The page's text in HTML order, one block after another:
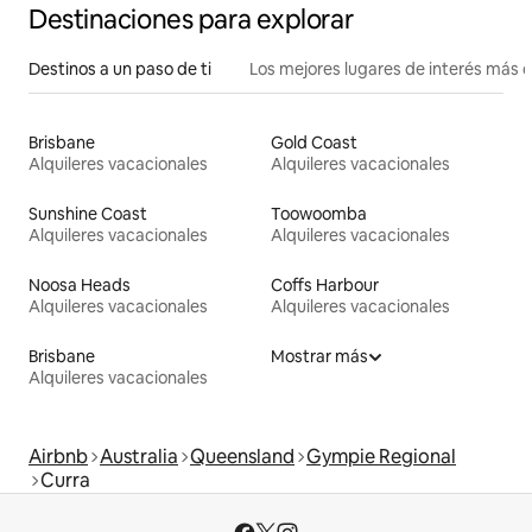
Destinaciones para explorar
Destinos a un paso de ti Los mejores lugares de interés más
Brisbane
Alquileres vacacionales
Gold Coast
Alquileres vacacionales
Sunshine Coast
Alquileres vacacionales
Toowoomba
Alquileres vacacionales
Noosa Heads
Alquileres vacacionales
Coffs Harbour
Alquileres vacacionales
Brisbane
Alquileres vacacionales
Mostrar más
Airbnb Australia Queensland Gympie Regional
Curra